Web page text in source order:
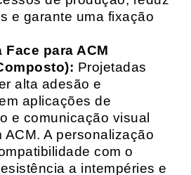
e garante uma fixação
Face para ACM
Projetadas
alta adesão e
aplicações de
e comunicação visual
ACM. A personalização
com o
a intempéries e